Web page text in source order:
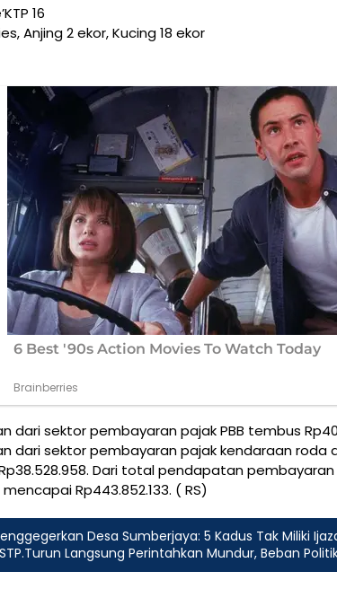
16
Anjing 2 ekor, Kucing 18 ekor
dari sektor pembayaran pajak PBB tembus
dari sektor pembayaran pajak kendaraan roda
Dari total pendapatan pembayaran
Rp443.852.133. ( RS)
Desa Sumberjaya: 5 Kadus Tak Miliki
Langsung Perintahkan Mundur, Beban